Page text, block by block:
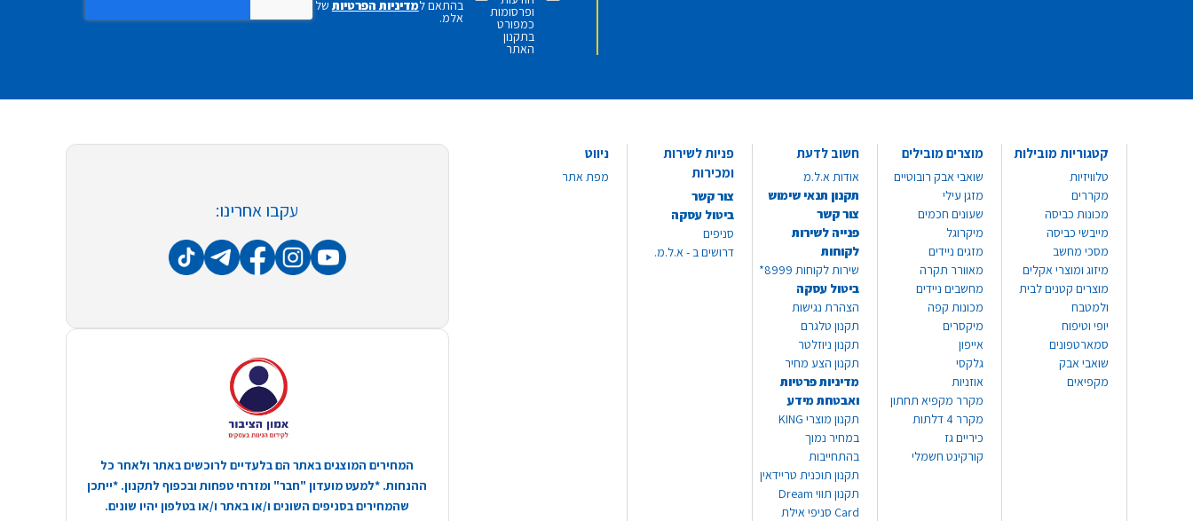
ופרסומות
כמפורט
בתקנון
האתר
בהתאם למדיניות הפרטיות של
אלמ.
קטגוריות מובילות
טלוויזיות
מקררים
מכונות כביסה
מייבשי כביסה
מסכי מחשב
מיזוג ומוצרי אקלים
מוצרים קטנים לבית
ולמטבח
יופי וטיפוח
סמארטפונים
שואבי אבק
מקפיאים
מוצרים מובילים
שואבי אבק רובוטיים
מזגן עילי
שעונים חכמים
מיקרוגל
מזגים ניידים
מאוורר תקרה
מחשבים ניידים
מכונות קפה
מיקסרים
אייפון
גלקסי
אוזניות
מקרר מקפיא תחתון
מקרר 4 דלתות
כיריים גז
קורקינט חשמלי
חשוב לדעת
אודות א.ל.מ
תקנון תנאי שימוש
צור קשר
פנייה לשירות
לקוחות
שירות לקוחות 8999*
ביטול עסקה
הצהרת נגישות
תקנון טלגרם
תקנון ניוזלטר
תקנון הצע מחיר
מדיניות פרטיות
ואבטחת מידע
תקנון מוצרי KING
במחיר נמוך
בהתחייבות
תקנון תוכנית טריידאין
תקנון תווי Dream
Card סניפי אילת
פניות לשירות
ומכירות
צור קשר
ביטול עסקה
סניפים
דרושים ב - א.ל.מ.
ניווט
מפת אתר
עקבו אחרינו:
המחירים המוצגים באתר הם בלעדיים לרוכשים באתר ולאחר כל
ההנחות. *למעט מועדון "חבר" ומזרחי טפחות ובכפוף לתקנון. *ייתכן
שהמחירים בסניפים השונים ו/או באתר ו/או בטלפון יהיו שונים.